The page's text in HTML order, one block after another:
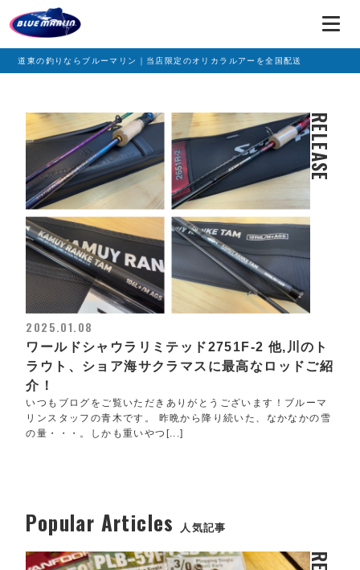
道東の釣りならブルーマリン｜当店限定のオリカラルアーを全国配送
RELEASE
2025.01.08
ワールドシャウラリミテッド2751F-2 他,川のト
ラウト、ショア海サクラマスに最高なロッドご紹
介！
いつもブログをご覧いただきありがとうございます！ブルーマ
リンスタッフの青木です。 昨晩から降り続いた、なかなかの雪
の量・・・。しかも重いやつ[...]
Popular Articles 人気記事